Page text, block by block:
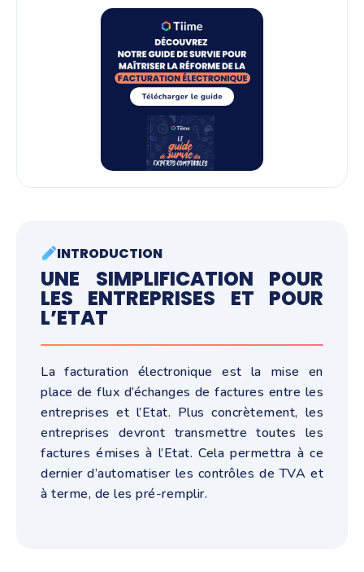
INTRODUCTION
UNE SIMPLIFICATION POUR
LES ENTREPRISES ET POUR
L’ETAT
La facturation électronique est la mise en
place de flux d’échanges de factures entre les
entreprises et l’Etat. Plus concrètement, les
entreprises devront transmettre toutes les
factures émises à l’Etat. Cela permettra à ce
dernier d’automatiser les contrôles de TVA et
à terme, de les pré-remplir.